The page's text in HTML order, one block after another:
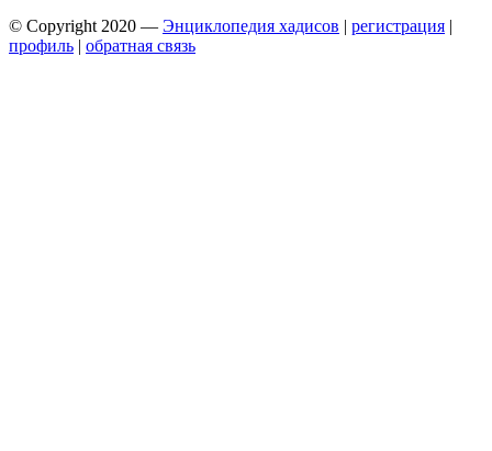
© Copyright 2020 — Энциклопедия хадисов | регистрация |
профиль | обратная связь